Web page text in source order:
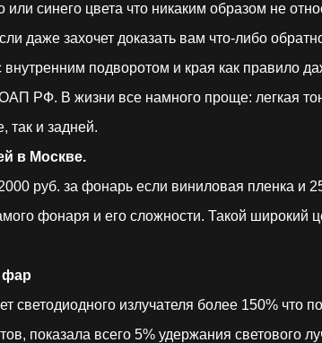
синего цвета что никаким образом не
захочет доказать вам что-либо
подворотом и края как правило
РФ. В жизни все намного проще: легкая
так и задней.
руб. за фонарь если виниловая пленка и
фонаря и его сложности. Такой широкий
фар
излучателя более 150% что
показала всего 5% удержания светового